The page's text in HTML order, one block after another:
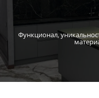
Функционал,